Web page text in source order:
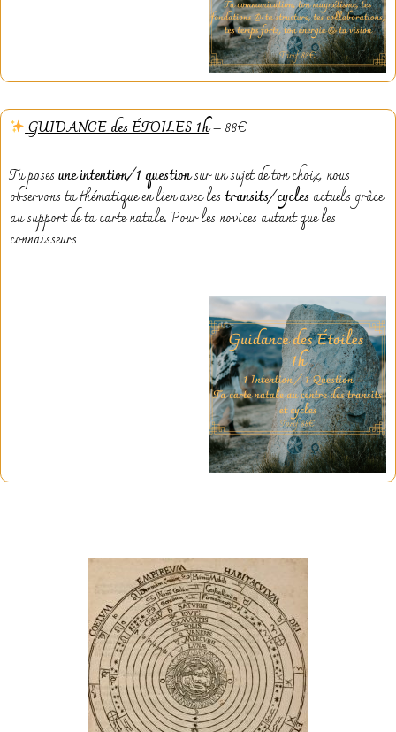
GUIDANCE des ÉTOILES 1h– 88€
Tu posesune intention/1 questionsur un sujet de ton choix, nous
observons ta thématique en lien avec lestransits/cycles actuels grâce
au support de ta carte natale. Pour les novices autant que les
connaisseurs